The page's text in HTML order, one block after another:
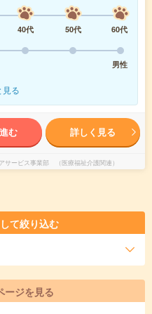
40代 50代
60代
男性
見る
む 詳しく見る
ービス事業部 （医療福祉介護関連）
て絞り込む
ージを見る